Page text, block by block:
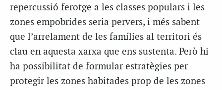
repercussió ferotge a les classes populars i les
zones empobrides seria pervers, i més sabent
que l’arrelament de les famílies al territori és
clau en aquesta xarxa que ens sustenta. Però hi
ha possibilitat de formular estratègies per
protegir les zones habitades prop de les zones